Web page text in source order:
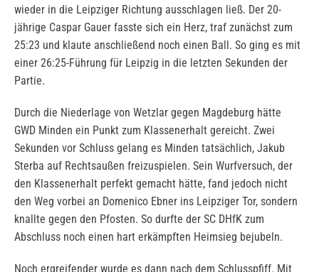
wieder in die Leipziger Richtung ausschlagen ließ. Der 20-
jährige Caspar Gauer fasste sich ein Herz, traf zunächst zum
25:23 und klaute anschließend noch einen Ball. So ging es mit
einer 26:25-Führung für Leipzig in die letzten Sekunden der
Partie.
Durch die Niederlage von Wetzlar gegen Magdeburg hätte
GWD Minden ein Punkt zum Klassenerhalt gereicht. Zwei
Sekunden vor Schluss gelang es Minden tatsächlich, Jakub
Sterba auf Rechtsaußen freizuspielen. Sein Wurfversuch, der
den Klassenerhalt perfekt gemacht hätte, fand jedoch nicht
den Weg vorbei an Domenico Ebner ins Leipziger Tor, sondern
knallte gegen den Pfosten. So durfte der SC DHfK zum
Abschluss noch einen hart erkämpften Heimsieg bejubeln.
Noch ergreifender wurde es dann nach dem Schlusspfiff. Mit